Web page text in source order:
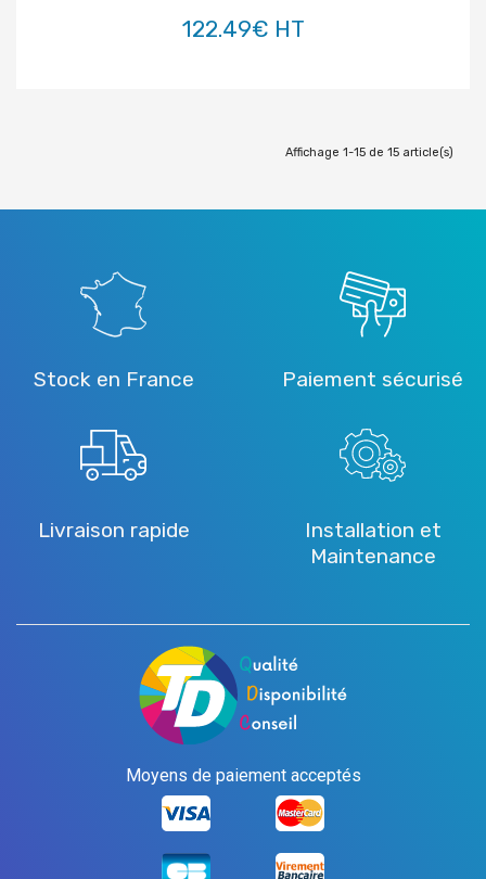
122.49€ HT
Affichage 1-15 de 15 article(s)
Stock en France Paiement sécurisé
Livraison rapide
Installation et
Maintenance
Moyens de paiement acceptés